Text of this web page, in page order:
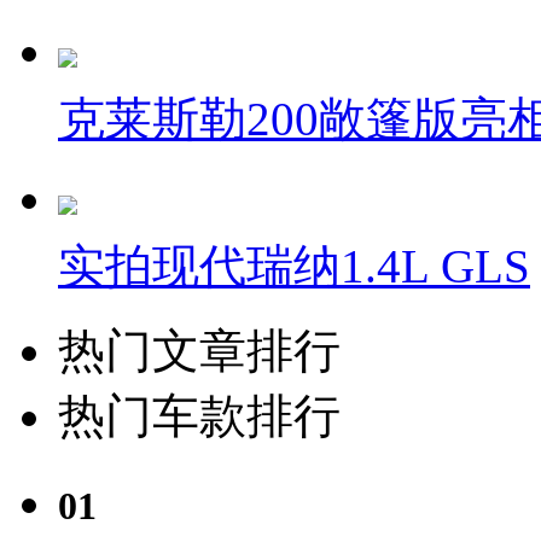
克莱斯勒200敞篷版亮
实拍现代瑞纳1.4L GLS
热门文章排行
热门车款排行
01